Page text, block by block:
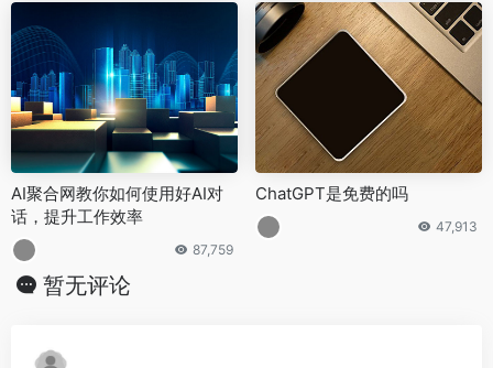
AI聚合网教你如何使用好AI对
话，提升工作效率
87,759
ChatGPT是免费的吗
47,913
暂无评论